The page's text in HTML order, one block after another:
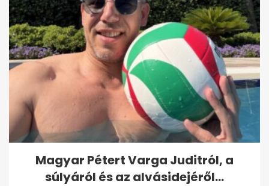
Magyar Pétert Varga Juditról, a
súlyáról és az alvásidejéről...